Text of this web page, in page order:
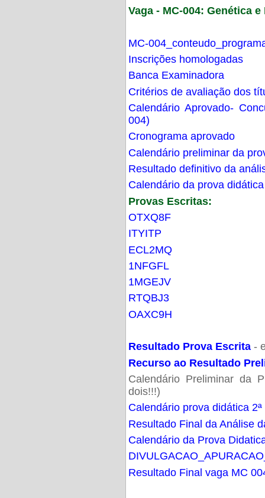
Vaga - MC-004: Genética
MC-
Inscrições homologadas
Banca Examinadora
Critérios de avaliação dos
Calendário Aprovado-
004)
Cronograma aprovado
Calendário preliminar da
Resultado definitivo da
Calendário da prova didática
Provas Escritas:
OTXQ8F
ITYITP
ECL2MQ
1NFGFL
1MGEJV
RTQBJ3
OAXC9H
Resultado Prova Escrita -
Recurso ao Resultado
Calendário Preliminar da
dois!!!)
Calendário prova didática
Resultado Final da Análise
Calendário da Prova
Resultado Final vaga MC